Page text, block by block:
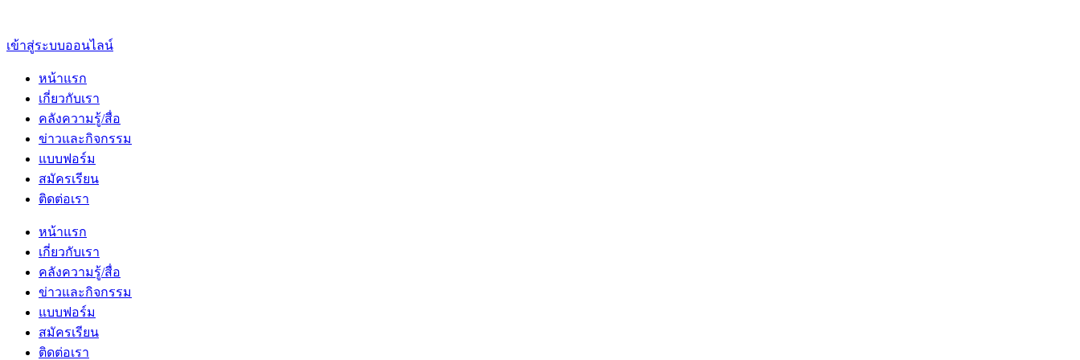
เข้าสู่ระบบออนไลน์
หน้าแรก
เกี่ยวกับเรา
คลังความรู้/สื่อ
ข่าวและกิจกรรม
แบบฟอร์ม
สมัครเรียน
ติดต่อเรา
หน้าแรก
เกี่ยวกับเรา
คลังความรู้/สื่อ
ข่าวและกิจกรรม
แบบฟอร์ม
สมัครเรียน
ติดต่อเรา